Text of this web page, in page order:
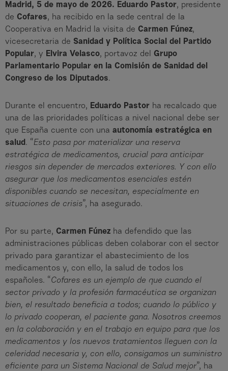
Madrid, 5 de mayo de 2026. Eduardo Pastor, presidente
de Cofares, ha recibido en la sede central de la
Cooperativa en Madrid la visita de Carmen Fúnez,
vicesecretaria de Sanidad y Política Social del Partido
Popular, y Elvira Velasco, portavoz del Grupo
Parlamentario Popular en la Comisión de Sanidad del
Congreso de los Diputados.
Durante el encuentro, Eduardo Pastor ha recalcado que
una de las prioridades políticas a nivel nacional debe ser
que España cuente con una autonomía estratégica en
salud . “Esto pasa por materializar una reserva
estratégica de medicamentos, crucial para anticipar
riesgos sin depender de mercados exteriores. Y con ello
asegurar que los medicamentos esenciales estén
disponibles cuando se necesitan, especialmente en
situaciones de crisis”, ha asegurado.
Por su parte, Carmen Fúnez ha defendido que las
administraciones públicas deben colaborar con el sector
privado para garantizar el abastecimiento de los
medicamentos y, con ello, la salud de todos los
españoles. “Cofares es un ejemplo de que cuando el
sector privado y la profesión farmacéutica se organizan
bien, el resultado beneficia a todos; cuando lo público y
lo privado cooperan, el paciente gana. Nosotros creemos
en la colaboración y en el trabajo en equipo para que los
medicamentos y los nuevos tratamientos lleguen con la
celeridad necesaria y, con ello, consigamos un suministro
eficiente para un Sistema Nacional de Salud mejor”, ha